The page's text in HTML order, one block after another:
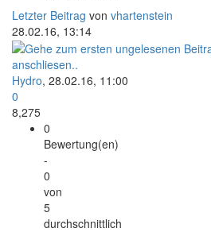
Letzter Beitrag von vhartenstein
28.02.16, 13:14
anschliesen..
Hydro, 28.02.16, 11:00
0
8,275
0
Bewertung(en)
-
0
von
5
durchschnittlich